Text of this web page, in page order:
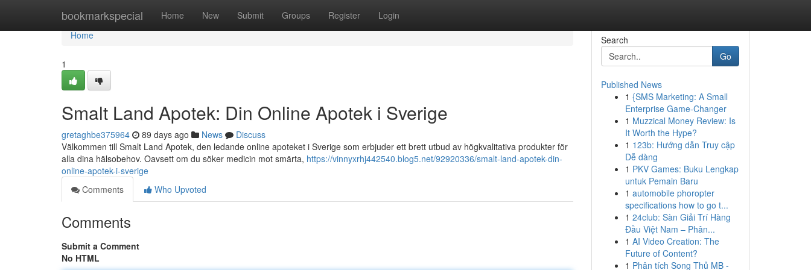
bookmarkspecial Home New Submit Groups Register Login
Home
Home
1
Smalt Land Apotek: Din Online Apotek i Sverige
gretaghbe375964 89 days ago News
Discuss
Välkommen till Smalt Land Apotek, den ledande online apoteket i Sverige som erbjuder ett brett utbud av högkvalitativa produkter för
alla dina hälsobehov. Oavsett om du söker medicin mot smärta, https://vinnyxrhj442540.blog5.net/92920336/smalt-land-apotek-din-
online-apotek-i-sverige
Comments
Who Upvoted
Comments
Submit a Comment
No HTML
Search
Go
Published News
1 {SMS Marketing: A Small
Enterprise Game-Changer
1 Muzzical Money Review: Is
It Worth the Hype?
1 123b: Hướng dẫn Truy cập
Dễ dàng
1 PKV Games: Buku Lengkap
untuk Pemain Baru
1 automobile phoropter
specifications how to go t...
1 24club: Sàn Giải Trí Hàng
Đầu Việt Nam – Phân...
1 AI Video Creation: The
Future of Content?
1 Phân tích Song Thủ MB -